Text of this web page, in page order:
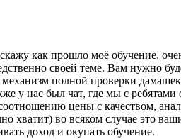
как прошло моё обучение.
своей теме. Вам нужно
полной проверки дамашек
у нас был чат, где мы с ребятами
цены с качеством,
хватит) во всяком случае это
доход и окупать обучение.